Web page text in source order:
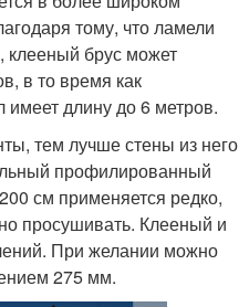
тому, что ламели
клееный брус может
в то время как
длину до 6 метров.
тем лучше стены из него
профилированный
см применяется редко,
просушивать. Клееный и
При желании можно
275 мм.